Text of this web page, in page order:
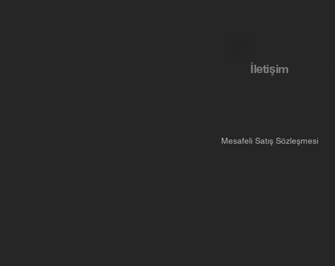
İletişim
Mesafeli Satış Sözleşmesi